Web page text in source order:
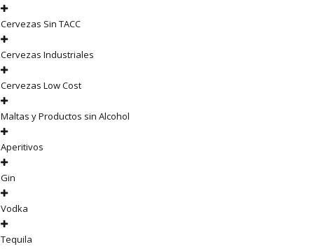
Cervezas Sin TACC
Cervezas Industriales
Cervezas Low Cost
Maltas y Productos sin Alcohol
Aperitivos
Gin
Vodka
Tequila